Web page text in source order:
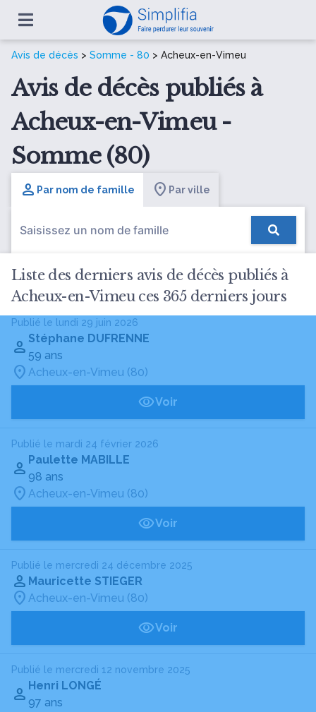
Avis de décès > Somme - 80 > Acheux-en-Vimeu
Avis de décès publiés à
Acheux-en-Vimeu -
Somme (80)
Par nom de famille Par ville
Liste des derniers avis de décès publiés à
Acheux-en-Vimeu ces 365 derniers jours
Publié le lundi 29 juin 2026
Stéphane DUFRENNE
59 ans
Acheux-en-Vimeu (80)
Voir
Publié le mardi 24 février 2026
Paulette MABILLE
98 ans
Acheux-en-Vimeu (80)
Voir
Publié le mercredi 24 décembre 2025
Mauricette STIEGER
Acheux-en-Vimeu (80)
Voir
Publié le mercredi 12 novembre 2025
Henri LONGÉ
97 ans